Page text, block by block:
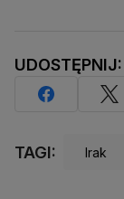
UDOSTĘPNIJ:
TAGI: Irak